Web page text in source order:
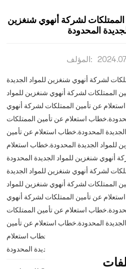
لشركة أنهوي شنغزين
المؤلف:
لشركة أنهوي شنغزين للمواد الجديدة
الممتلكات لشركة أنهوي شنغزين للمواد
عن تأمين الممتلكات لشركة أنهوي
استعلام عن تأمين الممتلكات
المحدودة.خطاب استعلام عن تأمين
للمواد الجديدة المحدودة.خطاب استعلام
لشركة أنهوي شنغزين للمواد الجديدة
الممتلكات لشركة أنهوي شنغزين للمواد
عن تأمين الممتلكات لشركة أنهوي
استعلام عن تأمين الممتلكات
المحدودة.خطاب استعلام عن تأمين
للمواد الجديدة المحدودة.خطاب استعلام